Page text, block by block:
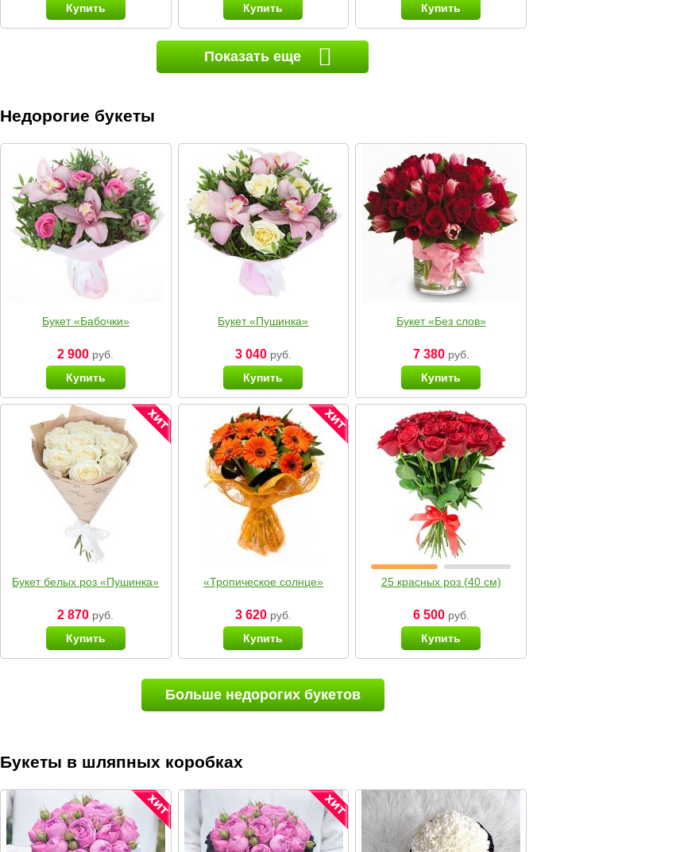
Купить
Купить
Купить
Показать еще
Недорогие букеты
Букет «Бабочки»
2 900 руб.
Купить
Букет «Пушинка»
3 040руб.
Купить
Букет «Без слов»
7 380руб.
Купить
Букет белых роз «Пушинка»
2 870 руб.
Купить
«Тропическое солнце»
3 620руб.
Купить
25 красных роз (40 см)
6 500руб.
Купить
Больше недорогих букетов
Букеты в шляпных коробках